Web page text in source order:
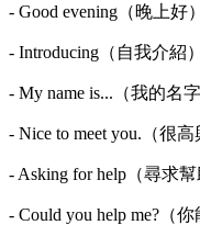
- Good evening（晚上好）
- Introducing（自我介紹）
- My name is...（我的名字
- Nice to meet you.（很高
- Asking for help（尋求幫
- Could you help me?（你